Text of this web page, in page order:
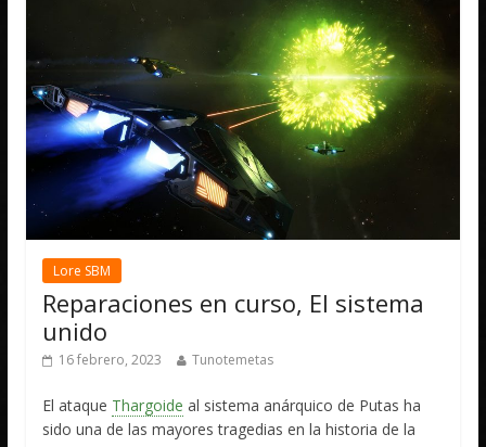
Lore SBM
Reparaciones en curso, El sistema
unido
16 febrero, 2023 Tunotemetas
El ataque Thargoide al sistema anárquico de Putas ha
sido una de las mayores tragedias en la historia de la